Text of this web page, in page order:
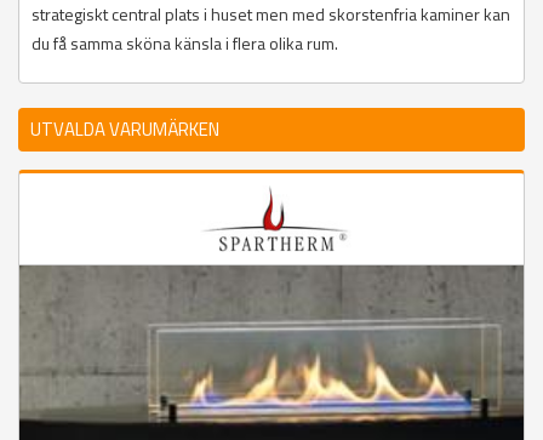
strategiskt central plats i huset men med skorstenfria kaminer kan
du få samma sköna känsla i flera olika rum.
UTVALDA VARUMÄRKEN